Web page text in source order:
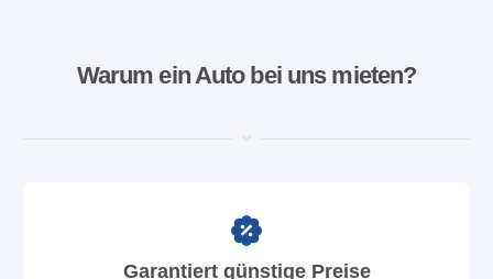
Warum ein Auto bei uns mieten?
Garantiert günstige Preise